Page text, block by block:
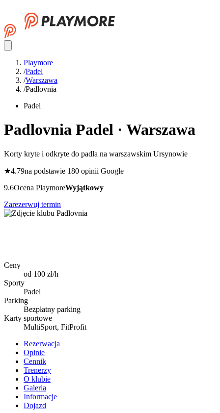
Playmore
/Padel
/Warszawa
/Padlovnia
Padel
Padlovnia Padel · Warszawa
Korty kryte i odkryte do padla na warszawskim Ursynowie
★4.79na podstawie 180 opinii Google
9.6Ocena PlaymoreWyjątkowy
Zarezerwuj termin
Ceny
od 100 zł/h
Sporty
Padel
Parking
Bezpłatny parking
Karty sportowe
MultiSport, FitProfit
Rezerwacja
Opinie
Cennik
Trenerzy
O klubie
Galeria
Informacje
Dojazd